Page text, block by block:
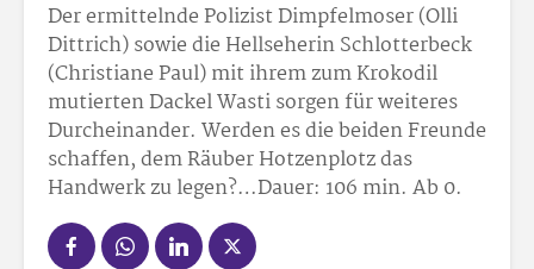
Der ermittelnde Polizist Dimpfelmoser (Olli
Dittrich) sowie die Hellseherin Schlotterbeck
(Christiane Paul) mit ihrem zum Krokodil
mutierten Dackel Wasti sorgen für weiteres
Durcheinander. Werden es die beiden Freunde
schaffen, dem Räuber Hotzenplotz das
Handwerk zu legen?…Dauer: 106 min. Ab 0.